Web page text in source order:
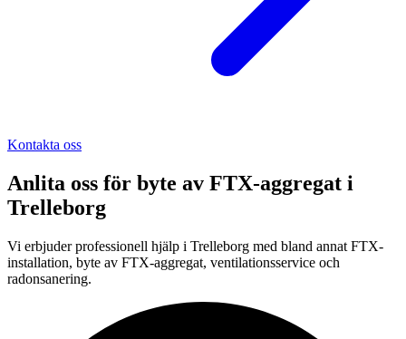
Kontakta oss
Anlita oss för byte av FTX-aggregat i
Trelleborg
Vi erbjuder professionell hjälp i Trelleborg med bland annat FTX-
installation, byte av FTX-aggregat, ventilationsservice och
radonsanering.